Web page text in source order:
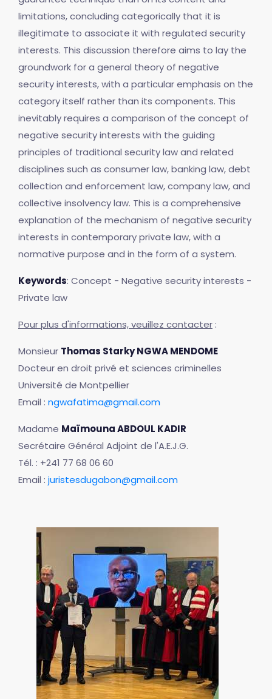
limitations, concluding categorically that it is
illegitimate to associate it with regulated security
interests. This discussion therefore aims to lay the
groundwork for a general theory of negative
security interests, with a particular emphasis on the
category itself rather than its components. This
inevitably requires a comparison of the concept of
negative security interests with the guiding
principles of traditional security law and related
disciplines such as consumer law, banking law, debt
collection and enforcement law, company law, and
collective insolvency law. This is a comprehensive
explanation of the mechanism of negative security
interests in contemporary private law, with a
normative purpose and in the form of a system.
Keywords: Concept - Negative security interests -
Private law
Pour plus d'informations, veuillez contacter :
Monsieur Thomas Starky NGWA MENDOME
Docteur en droit privé et sciences criminelles
Université de Montpellier
Email : ngwafatima@gmail.com
Madame Maïmouna ABDOUL KADIR
Secrétaire Général Adjoint de l'A.E.J.G.
Tél. : +241 77 68 06 60
Email : juristesdugabon@gmail.com